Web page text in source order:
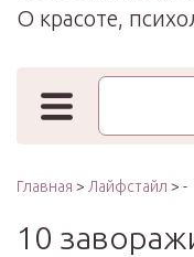
О красоте,
Поиск по
Главная > Лайфстайл > -
10